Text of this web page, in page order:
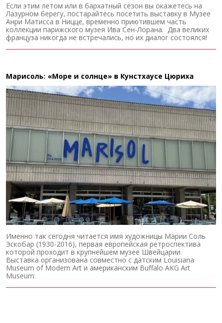
Если этим летом или в бархатный сезон вы окажетесь на
Лазурном берегу, постарайтесь посетить выставку в Музее
Анри Матисса в Ницце, временно приютившем часть
коллекции парижского музея Ива Сен-Лорана. Два великих
француза никогда не встречались, но их диалог состоялся!
Марисоль: «Море и солнце» в Кунстхаусе Цюриха
Именно так сегодня читается имя художницы Марии Соль
Эскобар (1930-2016), первая европейская ретроспектива
которой проходит в крупнейшем музее Швейцарии.
Выставка организована совместно с датским Louisiana
Museum of Modern Art и американским Buffalo AKG Art
Museum.